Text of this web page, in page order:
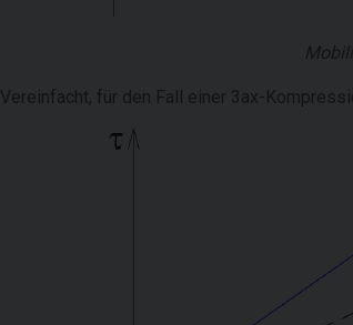
Vereinfacht, für den Fall einer 3ax-